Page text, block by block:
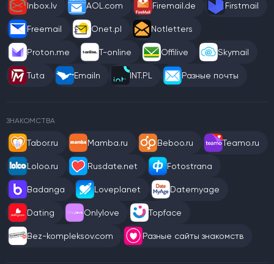
Inbox.lv AOL.com Firemail.de Firstmail
Freemail Onet.pl Notletters
Proton.me T-online Offilive Skymail
Tuta Emailn INT.PL Разные почты
ЗНАКОМСТВА
Tabor.ru Mamba.ru Beboo.ru Teamo.ru
Loloo.ru Rusdate.net Fotostrana
Badanga Loveplanet Datemyage
Dating Onlylove Topface
Bez-kompleksov.com Разные сайты знакомств